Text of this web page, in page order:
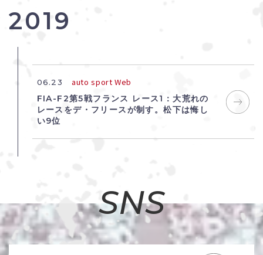
2019
06.23 auto sport Web
FIA-F2第5戦フランス レース1：大荒れの
レースをデ・フリースが制す。松下は悔し
い9位
SNS